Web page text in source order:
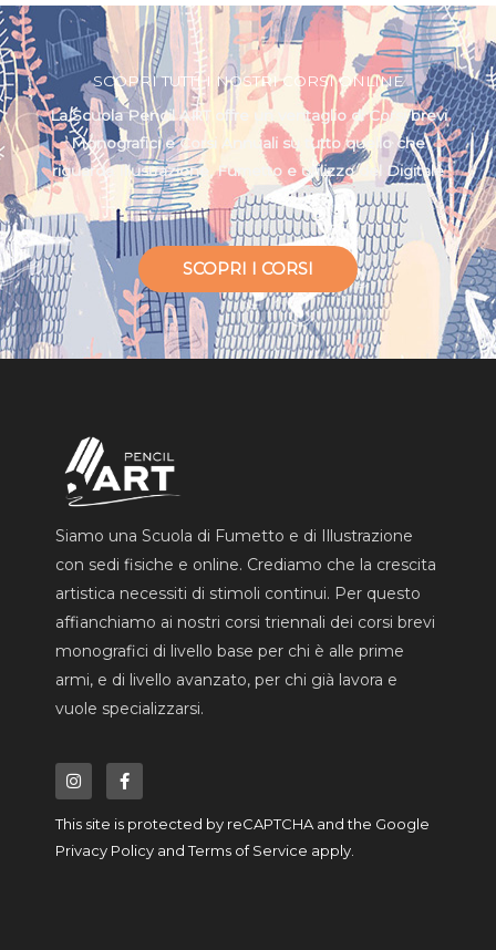
SCOPRI TUTTI I NOSTRI CORSI ONLINE
La Scuola Pencil ART offre un ventaglio di Corsi brevi
Monografici e Corsi Annuali su tutto quello che
riguarda Illustrazione, Fumetto e utilizzo del Digitale
SCOPRI I CORSI
Siamo una Scuola di Fumetto e di Illustrazione
con sedi fisiche e online. Crediamo che la crescita
artistica necessiti di stimoli continui. Per questo
affianchiamo ai nostri corsi triennali dei corsi brevi
monografici di livello base per chi è alle prime
armi, e di livello avanzato, per chi già lavora e
vuole specializzarsi.
n
s
t
a
g
r
a
c
e
o
o
This site is protected by reCAPTCHA and the Google
Privacy Policy andTerms of Service apply.